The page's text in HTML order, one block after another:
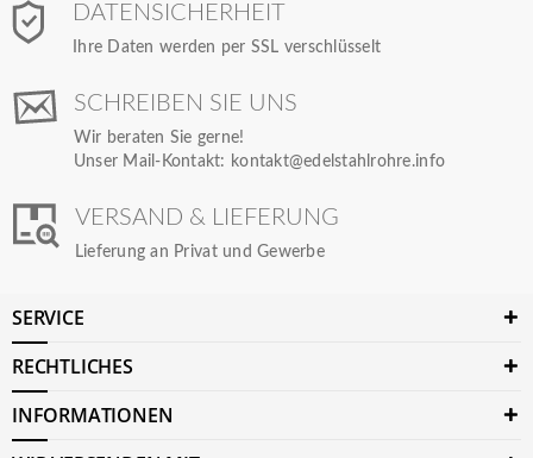
DATENSICHERHEIT
Ihre Daten werden per SSL verschlüsselt
SCHREIBEN SIE UNS
Wir beraten Sie gerne!
Unser Mail-Kontakt: kontakt@edelstahlrohre.info
VERSAND & LIEFERUNG
Lieferung an Privat und Gewerbe
SERVICE
RECHTLICHES
INFORMATIONEN